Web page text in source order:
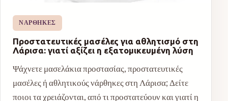
ΝΆΡΘΗΚΕΣ
Προστατευτικές μασέλες για αθλητισμό στη
Λάρισα: γιατί αξίζει η εξατομικευμένη λύση
Ψάχνετε μασελάκια προστασίας, προστατευτικές
μασέλες ή αθλητικούς νάρθηκες στη Λάρισα; Δείτε
ποιοι τα χρειάζονται, από τι προστατεύουν και γιατί η